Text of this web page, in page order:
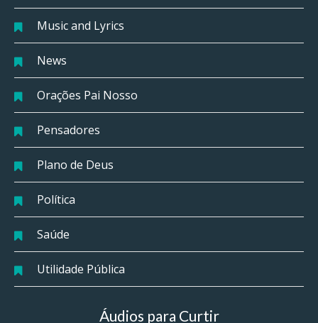
Music and Lyrics
News
Orações Pai Nosso
Pensadores
Plano de Deus
Política
Saúde
Utilidade Pública
Áudios para Curtir